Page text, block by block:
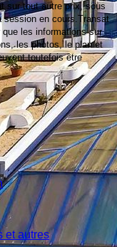
sur tout autre prix, sous
session en cours.Transat
les informations sur
les photos, le plan et
toutefois être
et autres